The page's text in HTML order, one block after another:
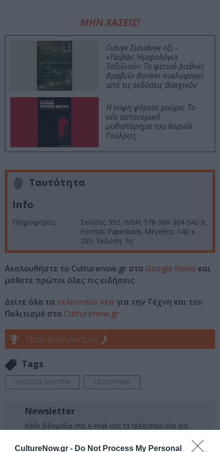
CultureNow.gr - Do Not Process My Personal
ΜΗΝ ΧΑΣΕΙΣ!
Γιανγκ Σιουάνγκ-τζι –
«Ταϊβάν: Ημερολόγιο
Ταξιδιού»: Το φετινό Διεθνές
Βραβείο Booker κυκλοφορεί
από τις εκδόσεις Βακχικόν
Η νύφη φόρεσε μαύρα: Το
νέο αστυνομικό
μυθιστόρημα του Κορνέλ
Γούλριτς
Ταυτότητα
Info
Πληροφορίες
Σελίδες: 552, ISBN: 978-960-364-542-9,
Format: Paperback, Μέγεθος: 140 x
205, Έκδοση: 1η
Ακολουθήστε το Culturenow.gr στο Google News και
μάθετε πρώτοι όλες τις ειδήσεις
Δείτε όλα τα τελευταία νέα για την Τέχνη και τον
Πολιτισμό στο Culturenow.gr
Νέοι Διαγωνισμοί ❯
Tags
ΕΚΔΟΣΕΙΣ ΔΙΟΠΤΡΑ ΠΕΖΟΓΡΑΦΙΑ
Newsletter
Κάθε βδομάδα στο e-mail σας τα τελευταία νέα για